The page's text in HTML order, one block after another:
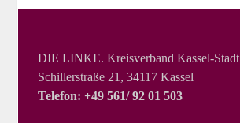
DIE LINKE. Kreisverband Kassel-Stadt
Schillerstraße 21, 34117 Kassel
Telefon: +49 561/ 92 01 503